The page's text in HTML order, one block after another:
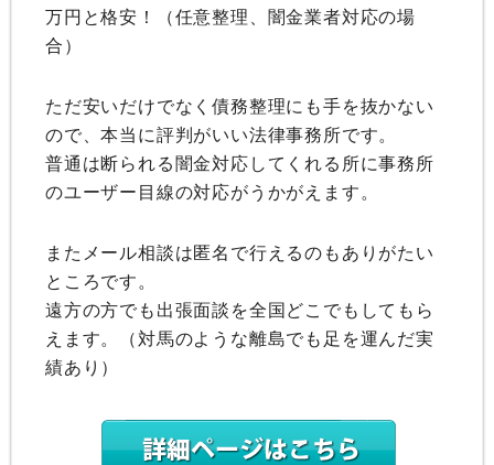
万円と格安！（任意整理、闇金業者対応の場
合）
ただ安いだけでなく債務整理にも手を抜かない
ので、本当に評判がいい法律事務所です。
普通は断られる闇金対応してくれる所に事務所
のユーザー目線の対応がうかがえます。
またメール相談は匿名で行えるのもありがたい
ところです。
遠方の方でも出張面談を全国どこでもしてもら
えます。（対馬のような離島でも足を運んだ実
績あり）